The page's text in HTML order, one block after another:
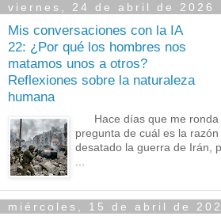
viernes, 24 de abril de 2026
Mis conversaciones con la IA
22: ¿Por qué los hombres nos
matamos unos a otros?
Reflexiones sobre la naturaleza
humana
Hace días que me ronda
pregunta de cuál es la
desatado la guerra de Irán,
...
miércoles, 15 de abril de